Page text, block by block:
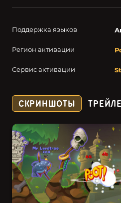
Поддержка языков
Регион активации
Сервис активации
СКРИНШОТЫ